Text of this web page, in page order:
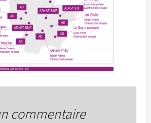
commentaire